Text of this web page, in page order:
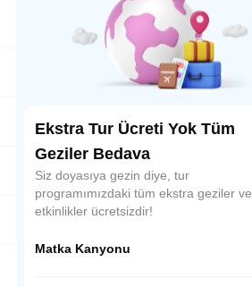
Ekstra Tur Ücreti Yok Tüm
Geziler Bedava
Siz doyasıya gezin diye, tur
programımızdaki tüm ekstra geziler ve
etkinlikler ücretsizdir!
Matka Kanyonu